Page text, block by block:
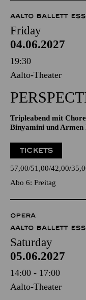
AALTO BALLETT
Friday
04.06.2027
19:30
Aalto-Theater
Tripleabend mit
Binyamini und Armen
TICKETS
57,00 51,00 42,00
Abo 6: Freitag
OPERA
AALTO BALLETT
Saturday
05.06.2027
14:00 - 17:00
Aalto-Theater